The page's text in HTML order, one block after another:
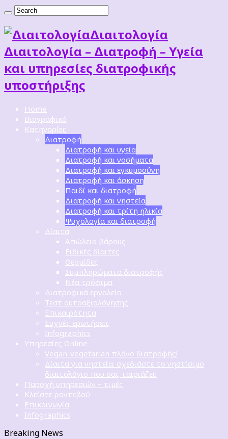
Διαιτoλογία
Διαιτολογία – Διατροφή – Υγεία
και υπηρεσίες διατροφικής
υποστήριξης
Home
Βιογραφικό
Κατηγορίες
Διατροφή
Διατροφή και υγεία
Διατροφή και νοσήματα
Διατροφή και εγκυμοσύνη
Διατροφή και άσκηση
Παιδί και διατροφή
Διατροφή και νηστεία
Διατροφή και τρίτη ηλικία
Ψυχολογία και διατροφή
Δίαιτα
Απώλεια βάρους
Ειδικές δίαιτες
Θερμίδες
Συμπληρώματα διατροφής
Νέα τρόφιμα
Διατροφικά εργαλεία
Τεστ αυτοαξιολόγησης
Επικαιρότητα
Συχνές ερωτήσεις
Infographics
Υπηρεσίες Online
Vegan-vegetarian πλάνο διατροφής!
Δίαιτα για νηστεία: σχεδιάστε το νηστίσιμο
διαιτολόγιο που σας ταιριάζει!
Παροχή υπηρεσιών – τιμές
Κλείστε ραντεβού
Επικοινωνία
Infographics
Breaking News